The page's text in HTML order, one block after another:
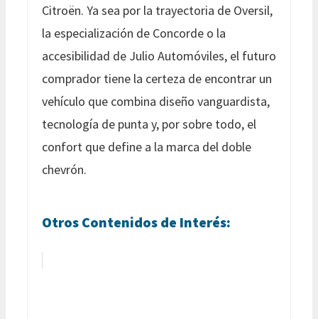
Citroën. Ya sea por la trayectoria de Oversil,
la especialización de Concorde o la
accesibilidad de Julio Automóviles, el futuro
comprador tiene la certeza de encontrar un
vehículo que combina diseño vanguardista,
tecnología de punta y, por sobre todo, el
confort que define a la marca del doble
chevrón.
Otros Contenidos de Interés: